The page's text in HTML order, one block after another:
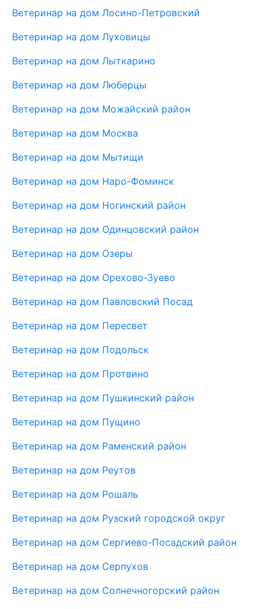
Ветеринар на дом Лосино-Петровский
Ветеринар на дом Луховицы
Ветеринар на дом Лыткарино
Ветеринар на дом Люберцы
Ветеринар на дом Можайский район
Ветеринар на дом Москва
Ветеринар на дом Мытищи
Ветеринар на дом Наро-Фоминск
Ветеринар на дом Ногинский район
Ветеринар на дом Одинцовский район
Ветеринар на дом Озеры
Ветеринар на дом Орехово-Зуево
Ветеринар на дом Павловский Посад
Ветеринар на дом Пересвет
Ветеринар на дом Подольск
Ветеринар на дом Протвино
Ветеринар на дом Пушкинский район
Ветеринар на дом Пущино
Ветеринар на дом Раменский район
Ветеринар на дом Реутов
Ветеринар на дом Рошаль
Ветеринар на дом Рузский городской округ
Ветеринар на дом Сергиево-Посадский район
Ветеринар на дом Серпухов
Ветеринар на дом Солнечногорский район